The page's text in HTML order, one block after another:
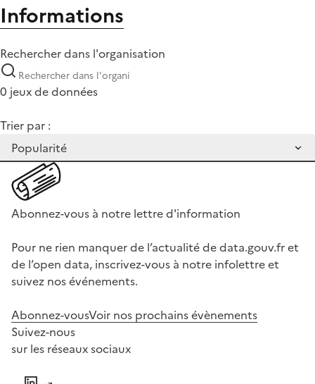
Informations
Rechercher dans l'organisation
0 jeux de données
Trier par :
Abonnez-vous à notre lettre d'information
Pour ne rien manquer de l’actualité de data.gouv.fr et
de l’open data, inscrivez-vous à notre infolettre et
suivez nos événements.
Abonnez-vousVoir nos prochains évènements
Suivez-nous
sur les réseaux sociaux